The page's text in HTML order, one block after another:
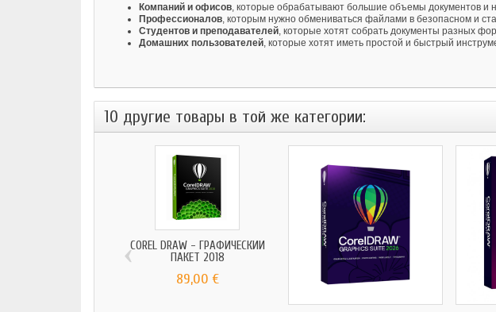
Компаний и офисов, которые обрабатывают большие объемы документов и
Профессионалов, которым нужно обмениваться файлами в безопасном и
Студентов и преподавателей, которые хотят собрать документы разных
Домашних пользователей, которые хотят иметь простой и быстрый
10 другие товары в той же категории:
COREL DRAW - ГРАФИЧЕСКИЙ
ПАКЕТ 2018
89,00 €
‹